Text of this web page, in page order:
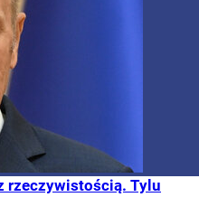
rzeczywistością. Tylu